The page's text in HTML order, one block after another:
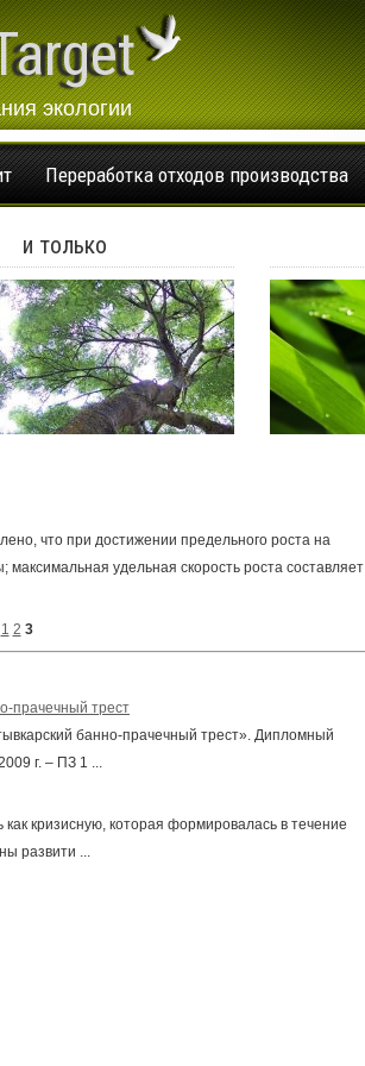
экологии
Переработка отходов производства
и только
что при достижении предельного роста на
удельная скорость роста составляет
1 2 3
прачечный трест
банно-прачечный трест». Дипломный
г. – ПЗ 1 ...
кризисную, которая формировалась в течение
развити ...